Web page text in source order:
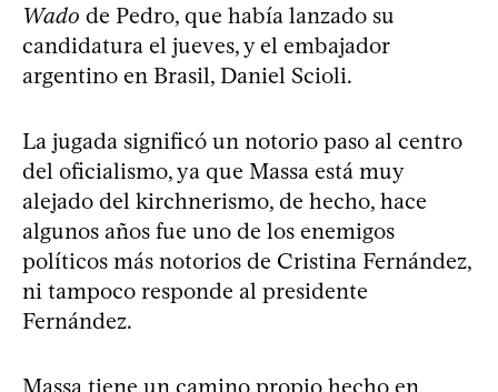
Wado de Pedro, que había lanzado su
candidatura el jueves, y el embajador
argentino en Brasil, Daniel Scioli.
La jugada significó un notorio paso al centro
del oficialismo, ya que Massa está muy
alejado del kirchnerismo, de hecho, hace
algunos años fue uno de los enemigos
políticos más notorios de Cristina Fernández,
ni tampoco responde al presidente
Fernández.
Massa tiene un camino propio hecho en